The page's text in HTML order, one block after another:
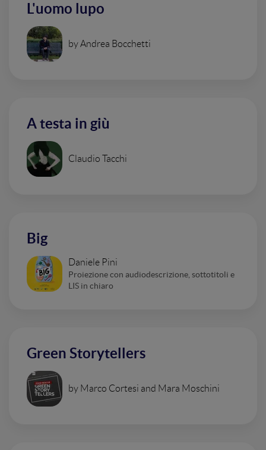
L'uomo lupo
by Andrea Bocchetti
A testa in giù
Claudio Tacchi
Big
Daniele Pini
Proiezione con audiodescrizione, sottotitoli e
LIS in chiaro
Green Storytellers
by Marco Cortesi and Mara Moschini